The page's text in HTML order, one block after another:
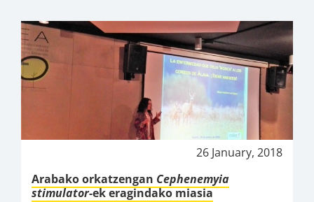
26 January, 2018
Arabako orkatzengan Cephenemyia
stimulator-ek eragindako miasia